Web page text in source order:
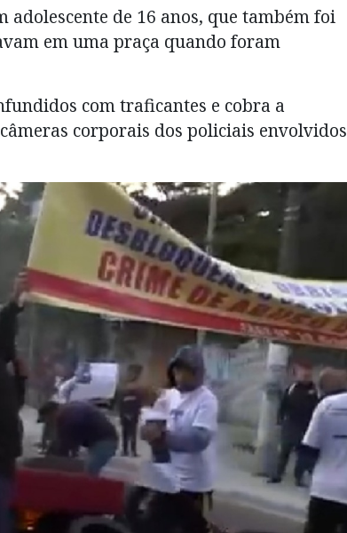
de 16 anos, que também foi
em uma praça quando foram
com traficantes e cobra a
corporais dos policiais envolvidos